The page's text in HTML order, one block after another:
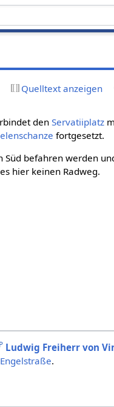
Quelltext anzeigen
denServatiiplatz
fortgesetzt.
Süd befahren werden
hier keinen Radweg.
Ludwig Freiherr von
Engelstraße.